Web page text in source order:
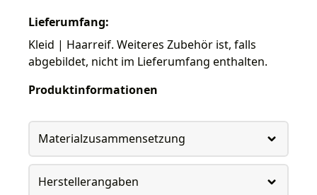
Lieferumfang:
Kleid | Haarreif. Weiteres Zubehör ist, falls
abgebildet, nicht im Lieferumfang enthalten.
Produktinformationen
Materialzusammensetzung
Herstellerangaben